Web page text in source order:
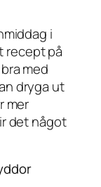
i
recept på
med
dryga ut
mer
det något